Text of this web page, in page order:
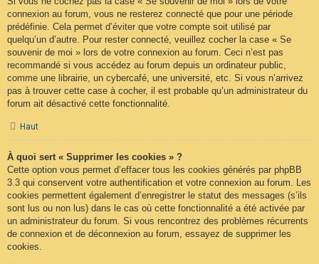
connexion au forum, vous ne resterez connecté que pour une période
prédéfinie. Cela permet d’éviter que votre compte soit utilisé par
quelqu’un d’autre. Pour rester connecté, veuillez cocher la case « Se
souvenir de moi » lors de votre connexion au forum. Ceci n’est pas
recommandé si vous accédez au forum depuis un ordinateur public,
comme une librairie, un cybercafé, une université, etc. Si vous n’arrivez
pas à trouver cette case à cocher, il est probable qu’un administrateur du
forum ait désactivé cette fonctionnalité.
Haut
À quoi sert « Supprimer les cookies » ?
Cette option vous permet d’effacer tous les cookies générés par phpBB
3.3 qui conservent votre authentification et votre connexion au forum. Les
cookies permettent également d’enregistrer le statut des messages (s’ils
sont lus ou non lus) dans le cas où cette fonctionnalité a été activée par
un administrateur du forum. Si vous rencontrez des problèmes récurrents
de connexion et de déconnexion au forum, essayez de supprimer les
cookies.